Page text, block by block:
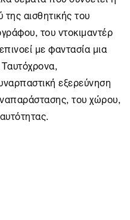
της αισθητικής του
του ντοκιμαντέρ
με φαντασία μια
εξερεύνηση
του χώρου,